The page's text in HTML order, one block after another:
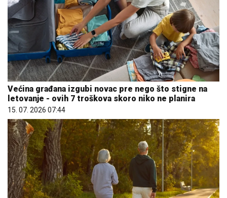
Većina građana izgubi novac pre nego što stigne na
letovanje - ovih 7 troškova skoro niko ne planira
15. 07. 2026 07:44